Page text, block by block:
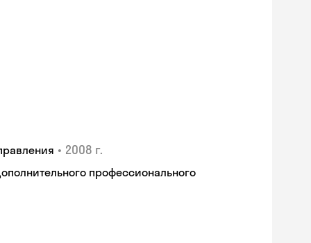
• 2008 г.
профессионального